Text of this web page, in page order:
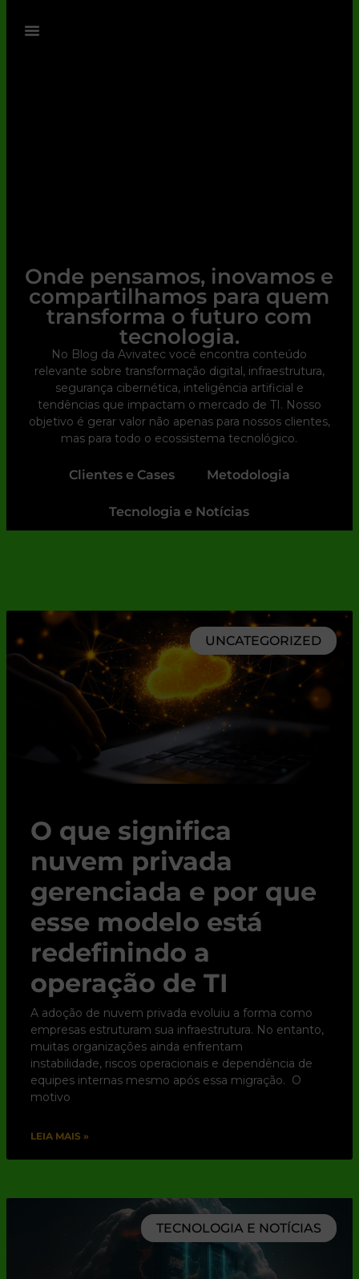
Onde pensamos, inovamos e
compartilhamos para quem
transforma o futuro com
tecnologia.
No Blog da Avivatec você encontra conteúdo
relevante sobre transformação digital, infraestrutura,
segurança cibernética, inteligência artificial e
tendências que impactam o mercado de TI. Nosso
objetivo é gerar valor não apenas para nossos clientes,
mas para todo o ecossistema tecnológico.
Clientes e Cases Metodologia
Tecnologia e Notícias
UNCATEGORIZED
O que significa
nuvem privada
gerenciada e por que
esse modelo está
redefinindo a
operação de TI
A adoção de nuvem privada evoluiu a forma como
empresas estruturam sua infraestrutura. No entanto,
muitas organizações ainda enfrentam
instabilidade, riscos operacionais e dependência de
equipes internas mesmo após essa migração. O
motivo
LEIA MAIS »
TECNOLOGIA E NOTÍCIAS